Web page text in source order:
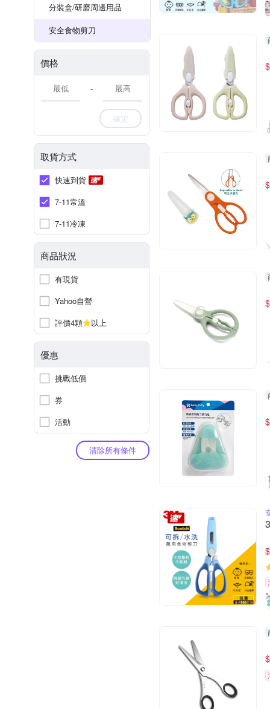
分裝盒/研磨周邊用品
安全食物剪刀
價格
-
確定
取貨方式
快速到貨
7-11常溫
7-11冷凍
商品狀況
有現貨
Yahoo自營
評價4顆
以上
優惠
挑戰低價
券
活動
清除所有條件
$
$
$
$
$
$